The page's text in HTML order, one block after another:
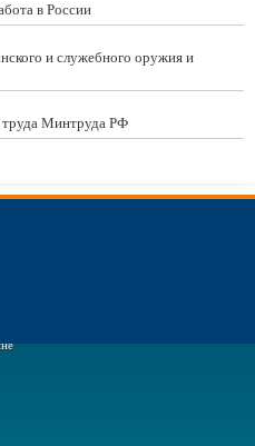
в России
и служебного оружия и
Минтруда РФ